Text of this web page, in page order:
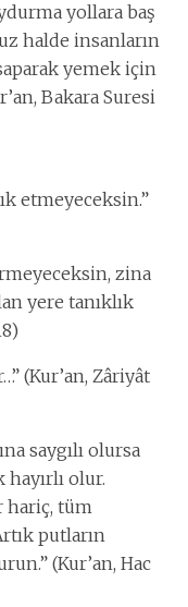
yollara baş
halde insanların
yemek için
Bakara Suresi
etmeyeceksin.”
zina
yere tanıklık
(Kur’an, Zâriyât
saygılı olursa
olur.
hariç, tüm
putların
(Kur’an, Hac